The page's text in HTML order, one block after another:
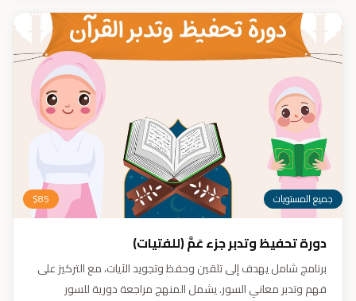
جميع المستويات $85
دورة تحفيظ وتدبر جزء عَمَّ (للفتيات)
برنامج شامل يهدف إلى تلقين وحفظ وتجويد الآيات، مع التركيز على
فهم وتدبر معاني السور. يشمل المنهج مراجعة دورية للسور